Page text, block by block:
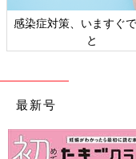
まずは、幼児の自慰行
る」こと。自慰行為を
常じゃない」「自然な
また、「赤ちゃんはど
ときに答えられない理
がセックスしたと思わ
ょう。両親のセックス
感染症対策、いますぐ
と
最新号